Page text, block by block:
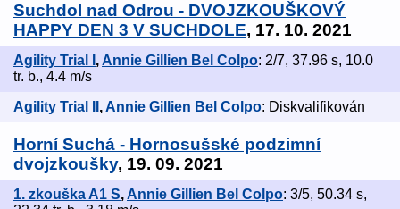
Suchdol nad Odrou - DVOJZKOUŠKOVÝ
HAPPY DEN 3 V SUCHDOLE, 17. 10. 2021
Agility Trial I , Annie Gillien Bel Colpo: 2/7, 37.96 s, 10.0
tr. b., 4.4 m/s
Agility Trial II ,Annie Gillien Bel Colpo: Diskvalifikován
Horní Suchá - Hornosušské podzimní
dvojzkoušky, 19. 09. 2021
1. zkouška A1 S, Annie Gillien Bel Colpo: 3/5, 50.34 s,